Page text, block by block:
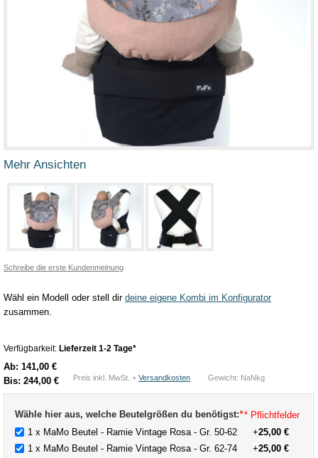
Mehr Ansichten
Schreibe die erste Kundenmeinung
Wähl ein Modell oder stell dir deine eigene Kombi im Konfigurator
zusammen.
Verfügbarkeit: Lieferzeit 1-2 Tage*
Ab: 141,00 €
Bis: 244,00 € Preis inkl. MwSt. + Versandkosten Gewicht: NaNkg
Wähle hier aus, welche Beutelgrößen du benötigst:*
1 x MaMo Beutel - Ramie Vintage Rosa - Gr. 50-62
+25,00 €
1 x MaMo Beutel - Ramie Vintage Rosa - Gr. 62-74
+25,00 €
* Pflichtfelder